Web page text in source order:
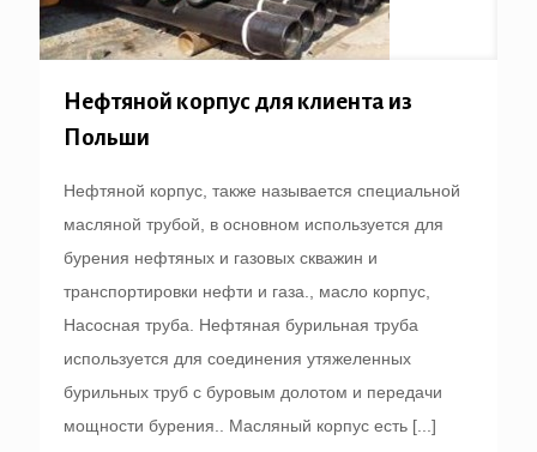
Нефтяной корпус для клиента из
Польши
Нефтяной корпус, также называется специальной
масляной трубой, в основном используется для
бурения нефтяных и газовых скважин и
транспортировки нефти и газа., масло корпус,
Насосная труба. Нефтяная бурильная труба
используется для соединения утяжеленных
бурильных труб с буровым долотом и передачи
мощности бурения.. Масляный корпус есть [...]